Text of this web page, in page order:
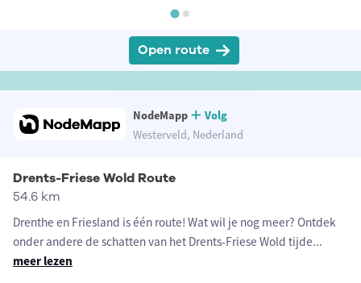
Open route
NodeMapp
Volg
Westerveld, Nederland
Drents-Friese Wold Route
54.6 km
Drenthe en Friesland is één route! Wat wil je nog meer? Ontdek
onder andere de schatten van het Drents-Friese Wold tijde...
meer lezen